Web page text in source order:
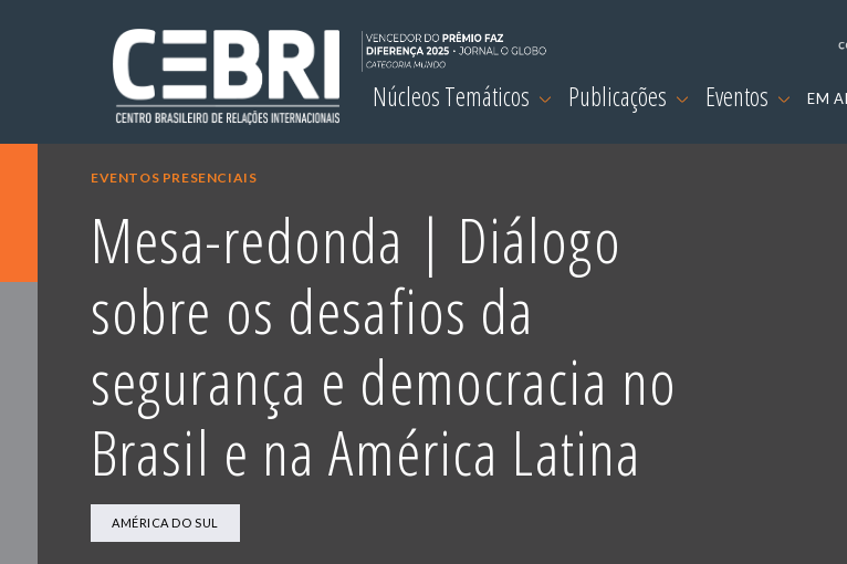
Núcleos Temáticos Publicações Eventos EM
EVENTOS PRESENCIAIS
Mesa-redonda | Diálogo
sobre os desafios da
segurança e democracia no
Brasil e na América Latina
AMÉRICA DO SUL